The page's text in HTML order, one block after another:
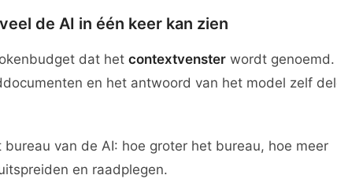
de AI in één keer kan zien
dat het contextvenster wordt
en het antwoord van het model zelf
van de AI: hoe groter het bureau, hoe meer
en raadplegen.